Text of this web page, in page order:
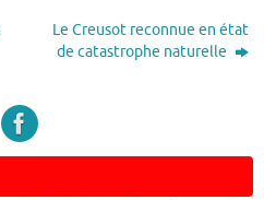
Le Creusot reconnue en état
de catastrophe naturelle